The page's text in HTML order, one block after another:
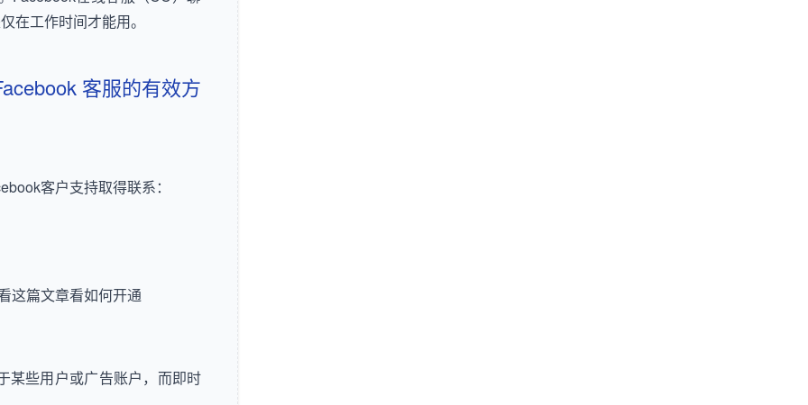
在工作时间才能用。
客服的有效方
客户支持取得联系：
这篇文章看如何开通
某些用户或广告账户，而即时